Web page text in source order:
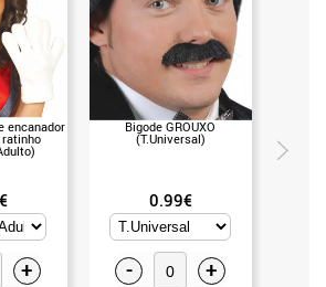
encanador
+
Bigode GROUXO
(T.Universal)
0.99€
- +